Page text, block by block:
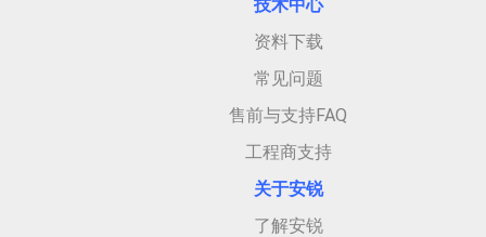
技术中心
资料下载
常见问题
售前与支持FAQ
工程商支持
关于安锐
了解安锐